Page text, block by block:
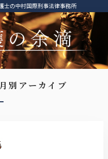
士の中村国際刑事法律事務所
別アーカイブ